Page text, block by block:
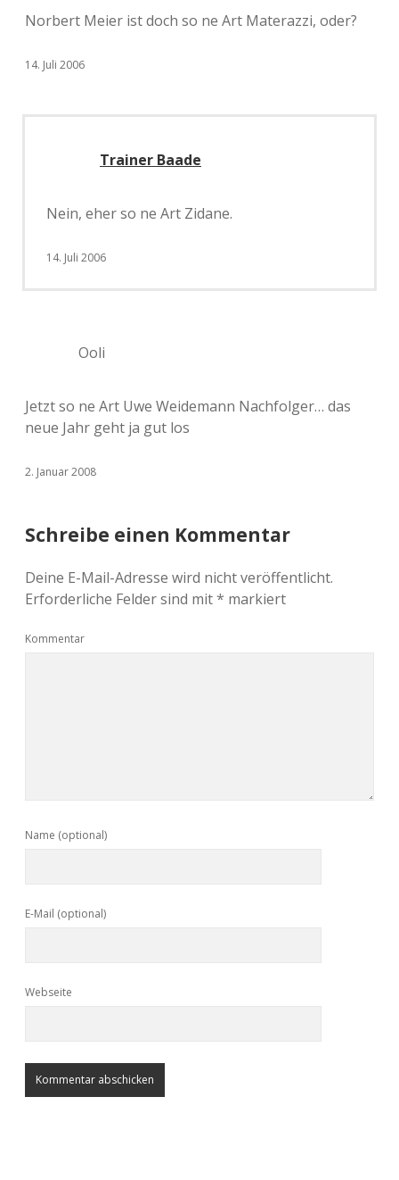
Norbert Meier ist doch so ne Art Materazzi, oder?
14. Juli 2006
Trainer Baade
Nein, eher so ne Art Zidane.
14. Juli 2006
Ooli
Jetzt so ne Art Uwe Weidemann Nachfolger… das
neue Jahr geht ja gut los
2. Januar 2008
Schreibe einen Kommentar
Deine E-Mail-Adresse wird nicht veröffentlicht.
Erforderliche Felder sind mit* markiert
Kommentar
Name (optional)
E-Mail (optional)
Webseite